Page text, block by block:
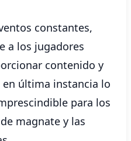
constantes,
a los jugadores
contenido y
en última instancia lo
para los
magnate y las